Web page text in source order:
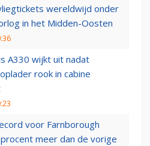
wereldwijd onder
in het Midden-Oosten
A330 wijkt uit nadat
rook in cabine
voor Farnborough
meer dan de vorige